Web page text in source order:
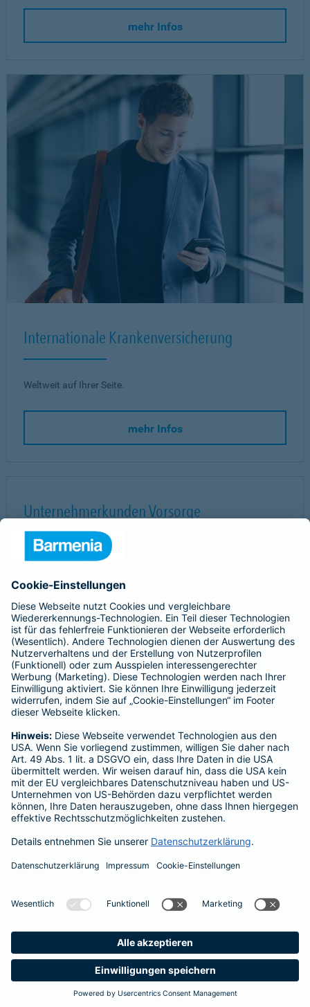
mehr Infos
Internationale Krankenversicherung
Weltweit auf Ihrer Seite.
mehr Infos
Unternehmerkunden Vorsorge
Das Expertenteam unterstützt Sie bei jedem Schritt von der
Ihren Mitarbeitern.
So erreichen Sie uns:
0202 438-3995
competencecenter-firmenkunden@barmenia.de
Barmenia Versicherungen
Barmenia-Allee 1
42119 Wuppertal
Datenschutz Impressum Barrierefreiheit Cookie-Einstellungen
Einfach. Menschlich.